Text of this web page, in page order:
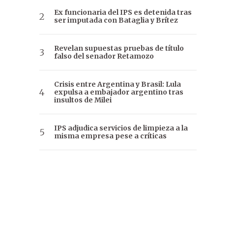
Ex funcionaria del IPS es detenida tras
ser imputada con Bataglia y Brítez
Revelan supuestas pruebas de título
falso del senador Retamozo
Crisis entre Argentina y Brasil: Lula
expulsa a embajador argentino tras
insultos de Milei
IPS adjudica servicios de limpieza a la
misma empresa pese a críticas